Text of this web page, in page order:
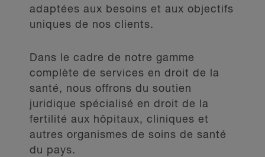
adaptées aux besoins et aux objectifs
uniques de nos clients.
Dans le cadre de notre gamme
complète de services en droit de la
santé, nous offrons du soutien
juridique spécialisé en droit de la
fertilité aux hôpitaux, cliniques et
autres organismes de soins de santé
du pays.